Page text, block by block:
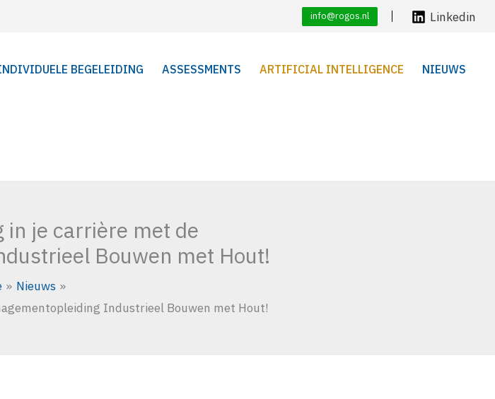
info@rogos.nl Linkedin
BEGELEIDING ASSESSMENTS ARTIFICIAL INTELLIGENCE NIEUWS
in je carrière met de
Bouwen met Hout!
Nieuws
Industrieel Bouwen met Hout!